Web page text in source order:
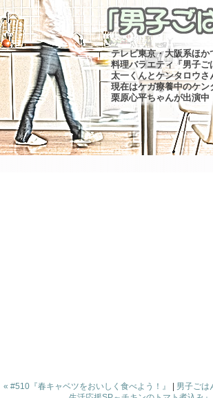
テレビ東京・大阪系ほか
料理バラエティ「男子ご
太一くんとケンタロウ
現在はケガ療養中のケン
栗原心平ちゃんが出演中
« #510『春キャベツをおいしく食べよう！』
男子ごは